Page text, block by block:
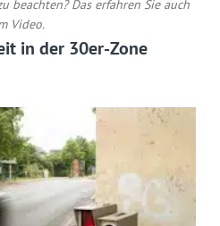
beachten? Das erfahren Sie auch
Video.
in der 30er-Zone